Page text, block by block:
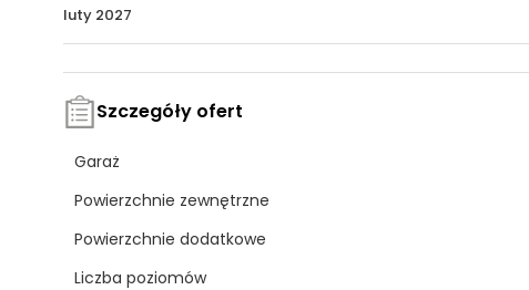
luty 2027
Szczegóły ofert
Garaż
Powierzchnie zewnętrzne
Powierzchnie dodatkowe
Liczba poziomów